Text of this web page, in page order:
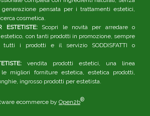
pensata per i trattamenti estetici,
cosmetica.
ESTETISTE:Scopri le novità per arredare o
con tanti prodotti in promozione, sempre
i prodotti e il servizio SODDISFATTI o
vendita prodotti estetici, una linea
le migliori forniture estetica, estetica prodotti,
ingrosso prodotti per estetista.
ecommerce by Open2b®